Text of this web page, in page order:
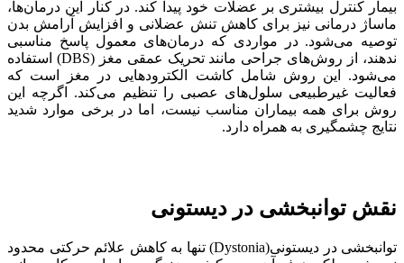
بیمار کنترل بیشتری بر عضلات خود پیدا کند. در کنار این درمان‌ها،
ماساژ درمانی نیز برای کاهش تنش عضلانی و افزایش آرامش بدن
توصیه می‌شود. در مواردی که درمان‌های معمول پاسخ مناسبی
ندهند، از روش‌های جراحی مانند تحریک عمقی مغز (DBS) استفاده
می‌شود. این روش شامل کاشت الکترودهایی در مغز است که
فعالیت غیرطبیعی سلول‌های عصبی را تنظیم می‌کند. اگرچه این
روش برای همه بیماران مناسب نیست، اما در برخی موارد شدید
نتایج چشمگیری به همراه دارد.
نقش توانبخشی در دیستونی
توانبخشی در دیستونی(Dystonia) تنها به کاهش علائم حرکتی محدود